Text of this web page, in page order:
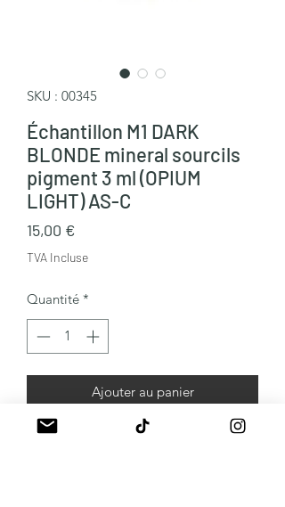
SKU : 00345
Échantillon M1 DARK
BLONDE mineral sourcils
pigment 3 ml (OPIUM
LIGHT) AS-C
15,00 €Prix
TVA Incluse
Quantité *
Ajouter au panier